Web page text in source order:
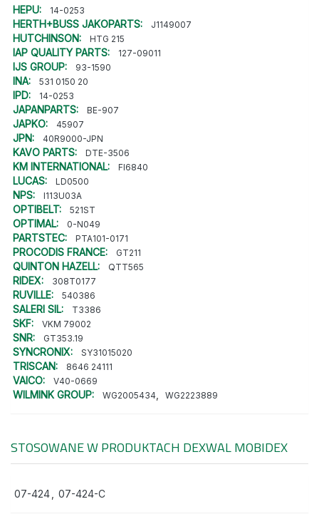
HEPU: 14-0253
HERTH+BUSS JAKOPARTS: J1149007
HUTCHINSON: HTG 215
IAP QUALITY PARTS: 127-09011
IJS GROUP: 93-1590
INA: 531 0150 20
IPD: 14-0253
JAPANPARTS: BE-907
JAPKO: 45907
JPN: 40R9000-JPN
KAVO PARTS: DTE-3506
KM INTERNATIONAL: FI6840
LUCAS: LD0500
NPS: I113U03A
OPTIBELT: 521ST
OPTIMAL: 0-N049
PARTSTEC: PTA101-0171
PROCODIS FRANCE: GT211
QUINTON HAZELL: QTT565
RIDEX: 308T0177
RUVILLE: 540386
SALERI SIL: T3386
SKF: VKM 79002
SNR: GT353.19
SYNCRONIX: SY31015020
TRISCAN: 8646 24111
VAICO: V40-0669
WILMINK GROUP: WG2005434 WG2223889
STOSOWANE W PRODUKTACH DEXWAL MOBIDEX
07-424 07-424-C